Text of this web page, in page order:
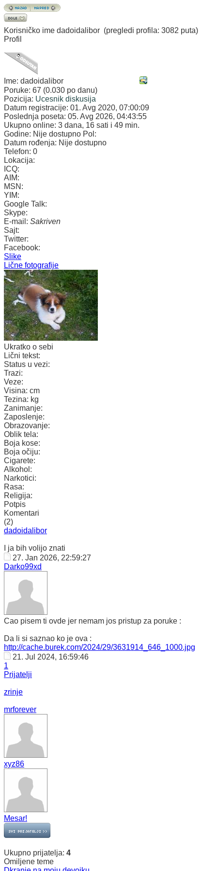
Korisničko ime dadoidalibor (pregledi profila: 3082 puta)
Profil
Ime: dadoidalibor
Poruke: 67 (0.030 po danu)
Pozicija: Ucesnik diskusija
Datum registracije: 01. Avg 2020, 07:00:09
Poslednja poseta: 05. Avg 2026, 04:43:55
Ukupno online: 3 dana, 16 sati i 49 min.
Godine: Nije dostupno Pol:
Datum rođenja: Nije dostupno
Telefon: 0
Lokacija:
ICQ:
AIM:
MSN:
YIM:
Google Talk:
Skype:
E-mail: Sakriven
Sajt:
Twitter:
Facebook:
Slike
Lične fotografije
Ukratko o sebi
Lični tekst:
Status u vezi:
Trazi:
Veze:
Visina: cm
Tezina: kg
Zanimanje:
Zaposlenje:
Obrazovanje:
Oblik tela:
Boja kose:
Boja očiju:
Cigarete:
Alkohol:
Narkotici:
Rasa:
Religija:
Potpis
Komentari
(2)
dadoidalibor
I ja bih volijo znati
27. Jan 2026, 22:59:27
Darko99xd
Cao pisem ti ovde jer nemam jos pristup za poruke :
Da li si saznao ko je ova :
http://cache.burek.com/2024/29/3631914_646_1000.jpg
21. Jul 2024, 16:59:46
1
Prijatelji
zrinje
mrforever
xyz86
Mesar!
Ukupno prijatelja: 4
Omiljene teme